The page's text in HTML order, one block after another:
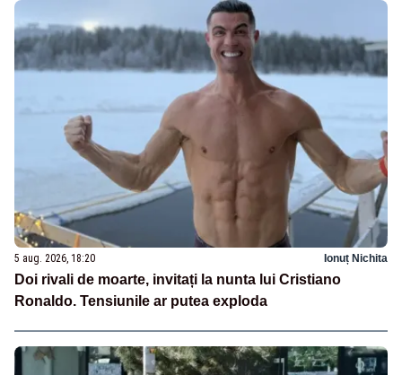
5 aug. 2026, 18:20 Ionuț Nichita
Doi rivali de moarte, invitați la nunta lui Cristiano
Ronaldo. Tensiunile ar putea exploda